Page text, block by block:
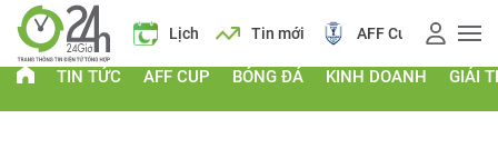
Lịch Tin mới AFF Cup Giá vàng
TIN TỨC AFF CUP BÓNG ĐÁ KINH DOANH GIẢI